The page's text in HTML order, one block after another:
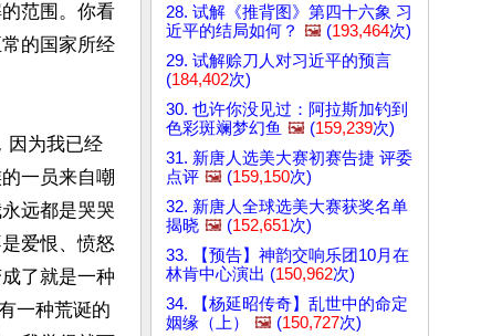
范围。你看
的国家所经
因为我已经
一员来自嘲
远都是哭哭
爱恨、愤怒
了就是一种
一种荒诞的
28. 试解《推背图》第四十六象 习
近平的结局如何？ 🖼️ (193,464次)
29. 试解赊刀人对习近平的预言
(184,402次)
30. 也许你没见过：阿拉斯加钓到
色彩斑斓梦幻鱼 🖼️ (159,239次)
31. 新唐人选美大赛初赛告捷 评委
点评 🖼️ (159,150次)
32. 新唐人全球选美大赛获奖名单
揭晓 🖼️ (152,651次)
33. 【预告】神韵交响乐团10月在
林肯中心演出 (150,962次)
34. 【杨延昭传奇】乱世中的命定
姻缘（上）
🖼️ (150,727次)